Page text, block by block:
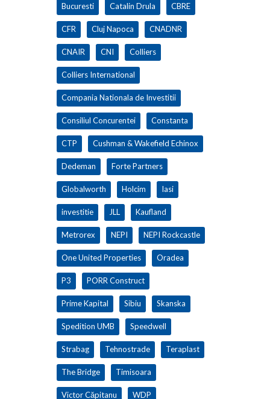
Bucuresti Catalin Drula CBRE
CFR Cluj Napoca CNADNR
CNAIR CNI Colliers
Colliers International
Compania Nationala de Investitii
Consiliul Concurentei Constanta
CTP Cushman & Wakefield Echinox
Dedeman Forte Partners
Globalworth Holcim Iasi
investitie JLL Kaufland
Metrorex NEPI NEPI Rockcastle
One United Properties Oradea
P3 PORR Construct
Prime Kapital Sibiu Skanska
Spedition UMB Speedwell
Strabag Tehnostrade Teraplast
The Bridge Timisoara
Victor Căpitanu WDP